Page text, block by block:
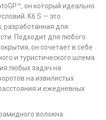
он который идеально
K6 S — это
разработанная для
Подходит для любого
он сочетает в себе
и туристического шлема
любых задач на
на извилистых
и ежедневных
волокна